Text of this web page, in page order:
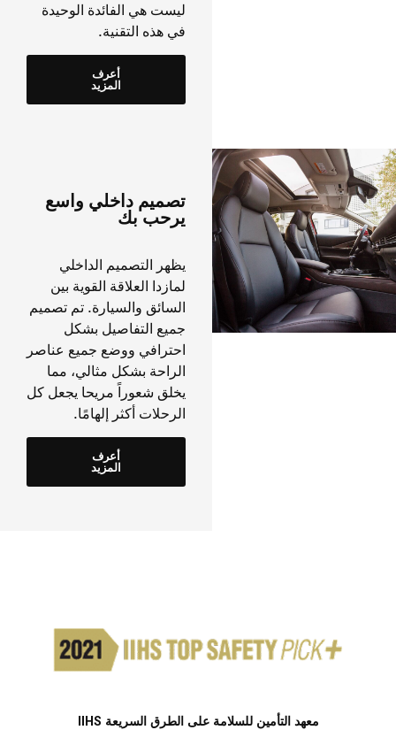
ليست هي الفائدة الوحيدة
في هذه التقنية.
أعرف
المزيد
تصميم داخلي واسع
يرحب بك
يظهر التصميم الداخلي
لمازدا العلاقة القوية بين
السائق والسيارة. تم تصميم
جميع التفاصيل بشكل
احترافي ووضع جميع عناصر
الراحة بشكل مثالي، مما
يخلق شعوراً مريحا يجعل كل
الرحلات أكثر إلهامًا.
أعرف
المزيد
معهد التأمين للسلامة على الطرق السريعة IIHS